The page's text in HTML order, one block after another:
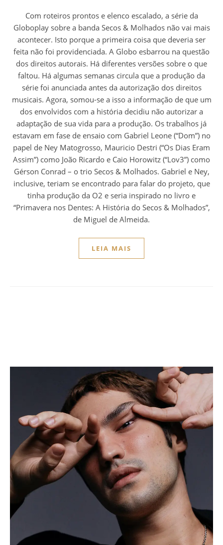
Com roteiros prontos e elenco escalado, a série da
Globoplay sobre a banda Secos & Molhados não vai mais
acontecer. Isto porque a primeira coisa que deveria ser
feita não foi providenciada. A Globo esbarrou na questão
dos direitos autorais. Há diferentes versões sobre o que
faltou. Há algumas semanas circula que a produção da
série foi anunciada antes da autorização dos direitos
musicais. Agora, somou-se a isso a informação de que um
dos envolvidos com a história decidiu não autorizar a
adaptação de sua vida para a produção. Os trabalhos já
estavam em fase de ensaio com Gabriel Leone (“Dom”) no
papel de Ney Matogrosso, Mauricio Destri (“Os Dias Eram
Assim”) como João Ricardo e Caio Horowitz (“Lov3”) como
Gérson Conrad – o trio Secos & Molhados. Gabriel e Ney,
inclusive, teriam se encontrado para falar do projeto, que
tinha produção da O2 e seria inspirado no livro e
“Primavera nos Dentes: A História do Secos & Molhados”,
de Miguel de Almeida.
LEIA MAIS